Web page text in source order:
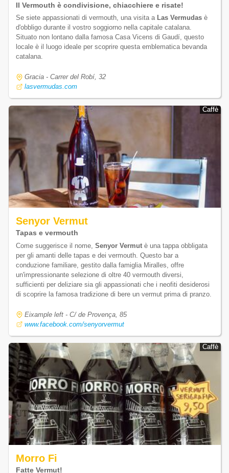
Il Vermouth è condivisione, chiacchiere e risate!
Se siete appassionati di vermouth, una visita a Las Vermudas è
d'obbligo durante il vostro soggiorno nella capitale catalana.
Situato non lontano dalla famosa Casa Vicens di Gaudí, questo
locale è il luogo ideale per scoprire questa emblematica bevanda
catalana.
Gracia - Carrer del Robí, 32
lasvermudas.com
Caffè
Caffè
Senyor Vermut
Tapas e vermouth
Come suggerisce il nome,Senyor Vermut è una tappa obbligata
per gli amanti delle tapas e dei vermouth. Questo bar a
conduzione familiare, gestito dalla famiglia Miralles, offre
un'impressionante selezione di oltre 40 vermouth diversi,
sufficienti per deliziare sia gli appassionati che i neofiti desiderosi
di scoprire la famosa tradizione di bere un vermut prima di pranzo.
Eixample left - C/ de Provença, 85
www.facebook.com/senyorvermut
Caffè
Caffè
Morro Fi
Fatte Vermut!